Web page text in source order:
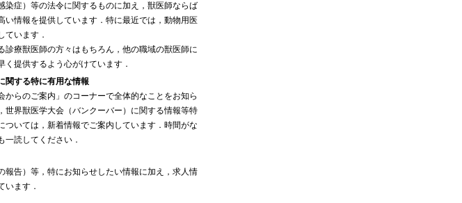
症）等の法令に関するものに加え，獣医師ならば
い情報を提供しています．特に最近では，動物用医
ています．
療獣医師の方々はもちろん，他の職域の獣医師に
提供するよう心がけています．
関する特に有用な情報
らのご案内」のコーナーで全体的なことをお知ら
世界獣医学大会（バンクーバー）に関する情報等特
ついては，新着情報でご案内しています．時間がな
一読してください．
告）等，特にお知らせしたい情報に加え，求人情
います．